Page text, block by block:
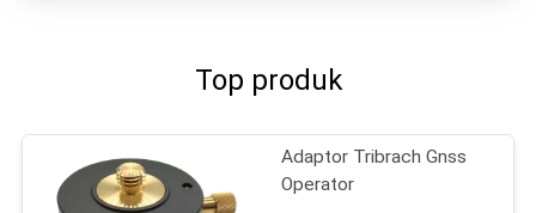
Top produk
Adaptor Tribrach Gnss
Operator